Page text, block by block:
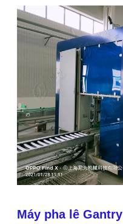
Máy pha lê Gantry